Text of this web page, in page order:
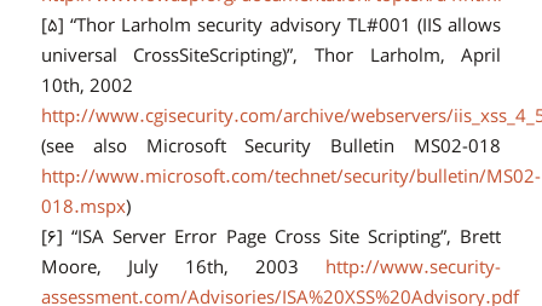
[۵] “Thor Larholm security advisory TL#001 (IIS allows
universal CrossSiteScripting)”, Thor Larholm, April
10th, 2002
http://www.cgisecurity.com/archive/webservers/
(see also Microsoft Security Bulletin MS02-018
http://www.microsoft.com/technet/security/bulletin/MS02-
018.mspx)
[۶] “ISA Server Error Page Cross Site Scripting”, Brett
Moore, July 16th, 2003 http://www.security-
assessment.com/Advisories/ISA%20XSS%20Advisory.pdf